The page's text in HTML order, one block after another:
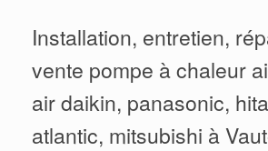
Installation, entretien,
vente pompe à chaleur
air daikin, panasonic,
atlantic, mitsubishi à